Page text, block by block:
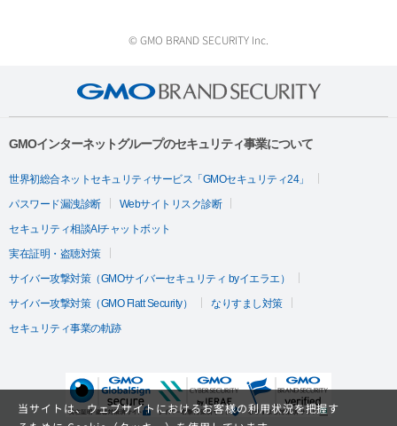
© GMO BRAND SECURITY Inc.
GMOインターネットグループのセキュリティ事業について
世界初総合ネットセキュリティサービス「GMOセキュリティ24」
パスワード漏洩診断
Webサイトリスク診断
セキュリティ相談AIチャットボット
実在証明・盗聴対策
サイバー攻撃対策（GMOサイバーセキュリティ byイエラエ）
サイバー攻撃対策（GMO Flatt Security）
なりすまし対策
セキュリティ事業の軌跡
当サイトは、ウェブサイトにおけるお客様の利用状況を把握す